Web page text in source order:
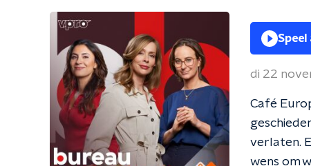
di 22
Café
verlaten.
wens om